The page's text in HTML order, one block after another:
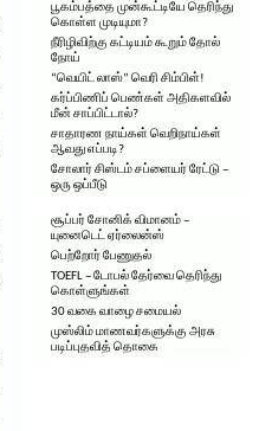
பூகம்பத்தை முன்கூட்டியே தெரிந்து
கொள்ள முடியுமா?
நீரிழிவிற்கு கட்டியம் கூறும் தோல்
நோய்
“வெயிட் லாஸ்” வெரி சிம்பிள்!
கர்ப்பிணிப் பெண்கள் அதிகளவில்
மீன் சாப்பிட்டால்?
சாதாரண நாய்கள் வெறிநாய்கள்
ஆவது எப்படி?
சோலார் சிஸ்டம் சப்ளையர் ரேட்டு –
ஒரு ஒப்பீடு
சூப்பர் சோனிக் விமானம் –
யுனைடெட் ஏர்லைன்ஸ்
பெற்றோர் பேணுதல்
TOEFL – டோபல் தேர்வை தெரிந்து
கொள்ளுங்கள்
30 வகை வாழை சமையல்
முஸ்லிம் மாணவர்களுக்கு அரசு
படிப்புதவித் தொகை